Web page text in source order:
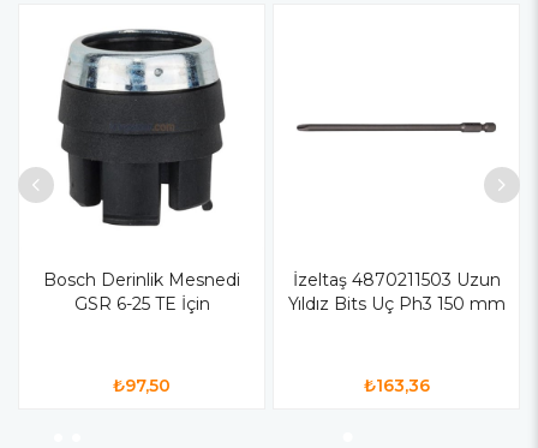
Bosch Derinlik Mesnedi
GSR 6-25 TE İçin
₺97,50
İzeltaş 4870211503 Uzun
Yıldız Bits Uç Ph3 150 mm
₺163,36